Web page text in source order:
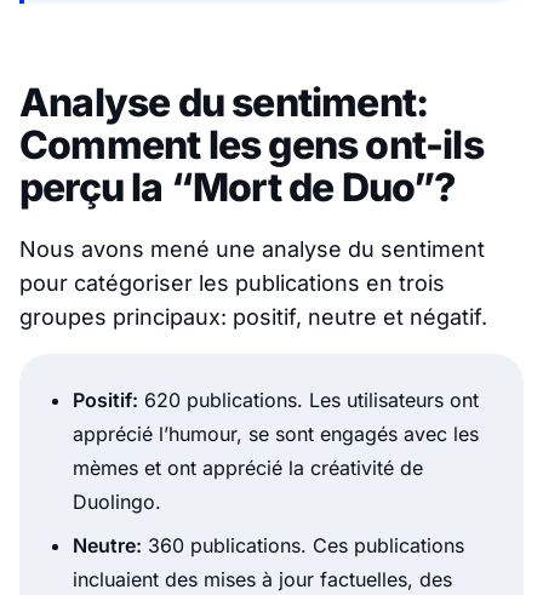
Analyse du sentiment:
Comment les gens ont-ils
perçu la “Mort de Duo”?
Nous avons mené une analyse du sentiment
pour catégoriser les publications en trois
groupes principaux: positif, neutre et négatif.
Positif: 620 publications. Les utilisateurs ont
apprécié l’humour, se sont engagés avec les
mèmes et ont apprécié la créativité de
Duolingo.
Neutre: 360 publications. Ces publications
incluaient des mises à jour factuelles, des